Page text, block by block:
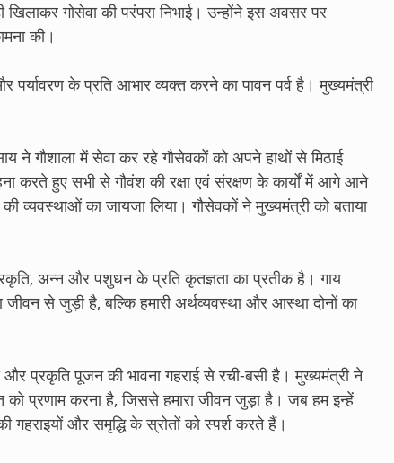
खिलाकर गोसेवा की परंपरा निभाई। उन्होंने इस अवसर पर
की।
पर्यावरण के प्रति आभार व्यक्त करने का पावन पर्व है। मुख्यमंत्री
ने गौशाला में सेवा कर रहे गौसेवकों को अपने हाथों से मिठाई
करते हुए सभी से गौवंश की रक्षा एवं संरक्षण के कार्यों में आगे आने
व्यवस्थाओं का जायजा लिया। गौसेवकों ने मुख्यमंत्री को बताया
अन्न और पशुधन के प्रति कृतज्ञता का प्रतीक है। गाय
से जुड़ी है, बल्कि हमारी अर्थव्यवस्था और आस्था दोनों का
और प्रकृति पूजन की भावना गहराई से रची-बसी है। मुख्यमंत्री ने
प्रणाम करना है, जिससे हमारा जीवन जुड़ा है। जब हम इन्हें
और समृद्धि के स्रोतों को स्पर्श करते हैं।